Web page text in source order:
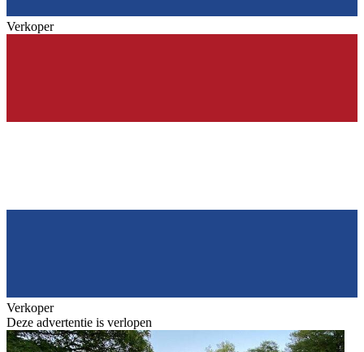
Verkoper
Verkoper
Deze advertentie is verlopen